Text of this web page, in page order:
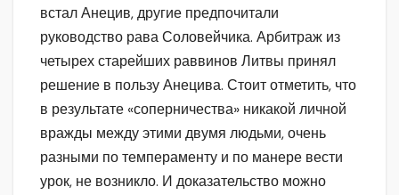
встал Анецив, другие предпочитали
руководство рава Соловейчика. Арбитраж из
четырех старейших раввинов Литвы принял
решение в пользу Анецива. Стоит отметить, что
в результате «соперничества» никакой личной
вражды между этими двумя людьми, очень
разными по темпераменту и по манере вести
урок, не возникло. И доказательство можно